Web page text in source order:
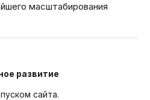
масштабирования
развитие
сайта.